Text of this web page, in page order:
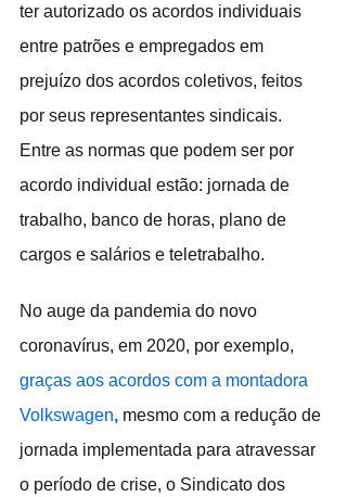
ter autorizado os acordos individuais
entre patrões e empregados em
prejuízo dos acordos coletivos, feitos
por seus representantes sindicais.
Entre as normas que podem ser por
acordo individual estão: jornada de
trabalho, banco de horas, plano de
cargos e salários e teletrabalho.
No auge da pandemia do novo
coronavírus, em 2020, por exemplo,
graças aos acordos com a montadora
Volkswagen, mesmo com a redução de
jornada implementada para atravessar
o período de crise, o Sindicato dos